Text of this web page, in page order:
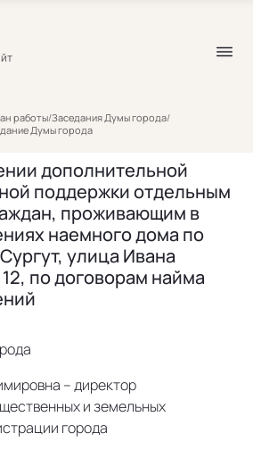
работы/Заседания Думы города/
Думы города
дополнительной
поддержки отдельным
проживающим в
наемного дома по
улица Ивана
по договорам найма
– директор
и земельных
города